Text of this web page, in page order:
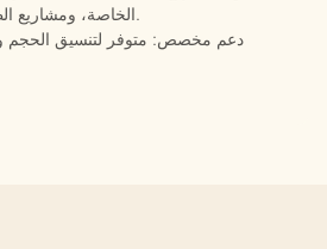
الخاصة، ومشاريع الطعام في قطاع الضيافة.
دعم مخصص: متوفر لتنسيق الحجم